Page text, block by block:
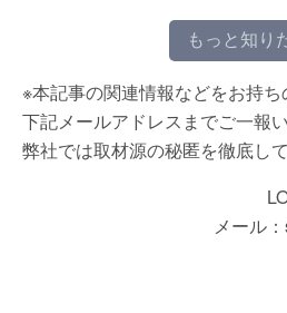
もっと知り
※本記事の関連情報などをお持
下記メールアドレスまでご一報
弊社では取材源の秘匿を徹底して
メール